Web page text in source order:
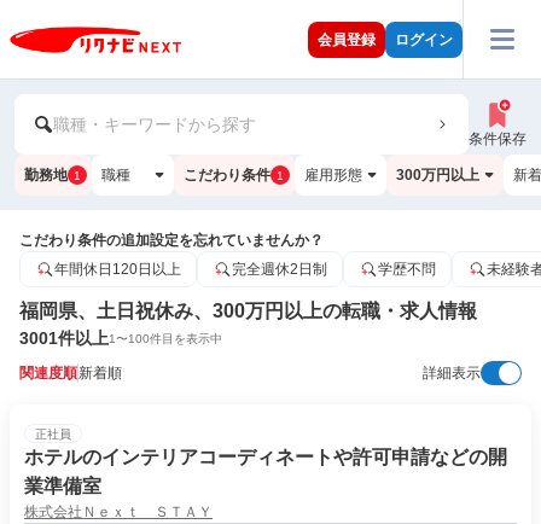
会員登録 ログイン
職種・キーワードから探す
条件保存
勤務地 1 職種 こだわり条件 1 雇用形態 300万円以上 新
こだわり条件の追加設定を忘れていませんか？
年間休日120日以上
完全週休2日制 学歴不問 未経験
福岡県、土日祝休み、300万円以上の転職・求人情報
3001件以上1〜100件目を表示中
関連度順新着順 詳細表示
正社員
ホテルのインテリアコーディネートや許可申請などの開
業準備室
株式会社Ｎｅｘｔ ＳＴＡＹ